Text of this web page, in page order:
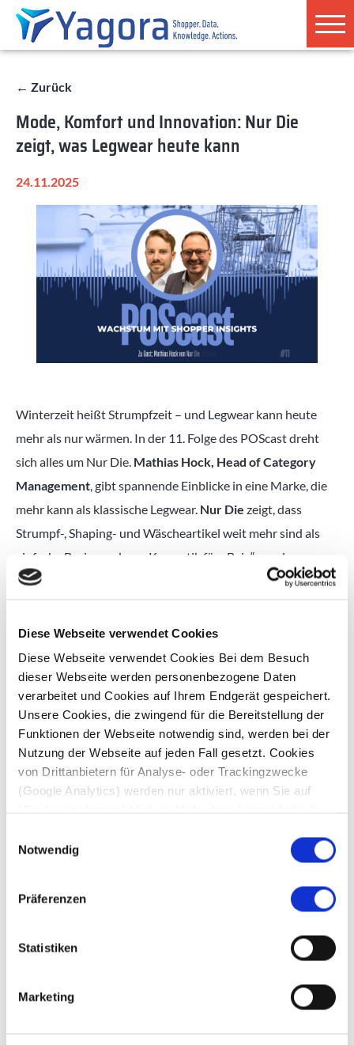
Diese Webseite verwendet Cookies
Diese Webseite verwendet Cookies Bei dem Besuch
dieser Webseite werden personenbezogene Daten
verarbeitet und Cookies auf Ihrem Endgerät gespeichert.
Unsere Cookies, die zwingend für die Bereitstellung der
Funktionen der Webseite notwendig sind, werden bei der
Nutzung der Webseite auf jeden Fall gesetzt. Cookies
von Drittanbietern für Analyse- oder Trackingzwecke
(Google Analytics) werden nur aktiviert, wenn Sie auf
erfahren Sie in unserer
—
Notwendig
Präferenzen
Statistiken
Marketing
← Zurück
Mode, Komfort und Innovation: Nur Die
zeigt, was Legwear heute kann
24.11.2025
Winterzeit heißt Strumpfzeit – und Legwear kann heute
mehr als nur wärmen. In der 11. Folge des POScast dreht
sich alles um Nur Die. Mathias Hock, Head of Category
Management, gibt spannende Einblicke in eine Marke, die
mehr kann als klassische Legwear. Nur Die zeigt, dass
Strumpf-, Shaping- und Wäscheartikel weit mehr sind als
einfache Basics und zur „Kosmetik fürs Bein“ werden.
WieMode, Funktion und Komfort zusammenkommen
Einblicke inInnovationen, Kooperationen & Trends
Die
Rolle digitaler Aktivierung
Wie Nur Dieemotionalisiert, Impulse setztund die
Marke erlebbar macht
Jetzt anhören & wertvolle Insights mitnehmen! Ob im
Markenwelten – diese Folge zeigt, wie Nur Die Trends,